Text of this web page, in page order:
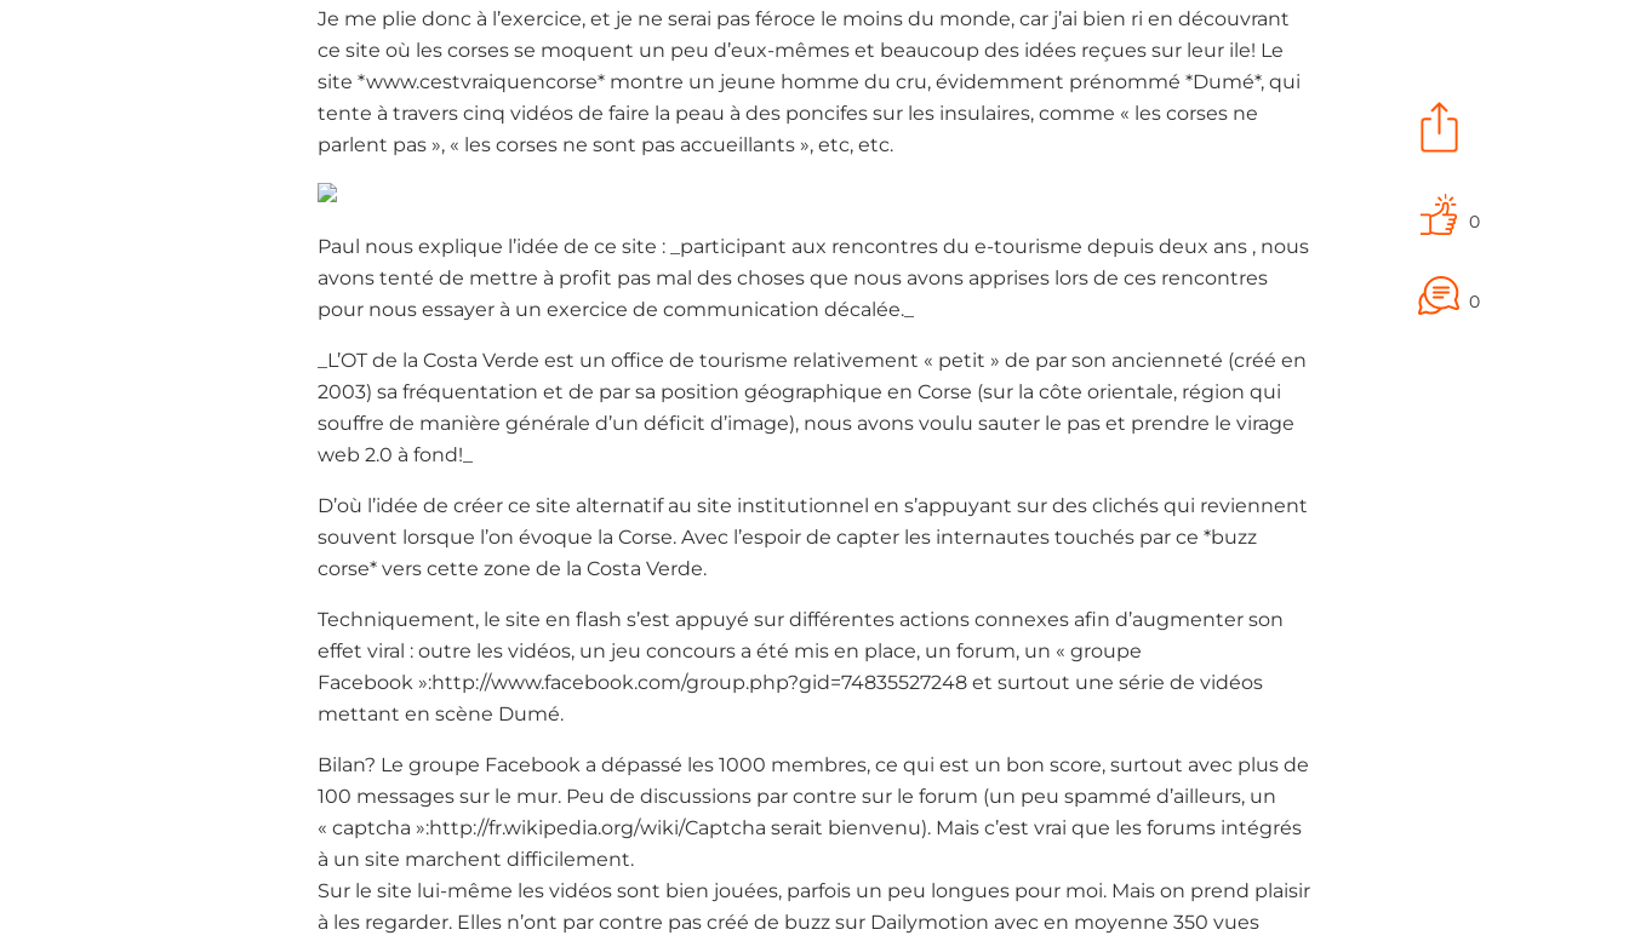
0
0
Je me plie donc à l’exercice, et je ne serai pas féroce le moins du monde, car j’ai bien ri en découvrant
ce site où les corses se moquent un peu d’eux-mêmes et beaucoup des idées reçues sur leur ile! Le
site *www.cestvraiquencorse* montre un jeune homme du cru, évidemment prénommé *Dumé*, qui
tente à travers cinq vidéos de faire la peau à des poncifes sur les insulaires, comme « les corses ne
parlent pas », « les corses ne sont pas accueillants », etc, etc.
Paul nous explique l’idée de ce site : _participant aux rencontres du e-tourisme depuis deux ans , nous
avons tenté de mettre à profit pas mal des choses que nous avons apprises lors de ces rencontres
pour nous essayer à un exercice de communication décalée._
_L’OT de la Costa Verde est un office de tourisme relativement « petit » de par son ancienneté (créé en
2003) sa fréquentation et de par sa position géographique en Corse (sur la côte orientale, région qui
souffre de manière générale d’un déficit d’image), nous avons voulu sauter le pas et prendre le virage
web 2.0 à fond!_
D’où l’idée de créer ce site alternatif au site institutionnel en s’appuyant sur des clichés qui reviennent
souvent lorsque l’on évoque la Corse. Avec l’espoir de capter les internautes touchés par ce *buzz
corse* vers cette zone de la Costa Verde.
Techniquement, le site en flash s’est appuyé sur différentes actions connexes afin d’augmenter son
effet viral : outre les vidéos, un jeu concours a été mis en place, un forum, un « groupe
Facebook »:http://www.facebook.com/group.php?gid=74835527248 et surtout une série de vidéos
mettant en scène Dumé.
Bilan? Le groupe Facebook a dépassé les 1000 membres, ce qui est un bon score, surtout avec plus de
100 messages sur le mur. Peu de discussions par contre sur le forum (un peu spammé d’ailleurs, un
« captcha »:http://fr.wikipedia.org/wiki/Captcha serait bienvenu). Mais c’est vrai que les forums intégrés
à un site marchent difficilement.
Sur le site lui-même les vidéos sont bien jouées, parfois un peu longues pour moi. Mais on prend plaisir
à les regarder. Elles n’ont par contre pas créé de buzz sur Dailymotion avec en moyenne 350 vues